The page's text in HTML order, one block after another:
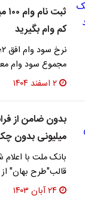
کم وام بگیرید
مجموع سود وام معادل ۲,۱۷۹,۸۸۵ تومان
۲ اسفند ۱۴۰۴
میلیونی بدون
بانک ملت با
قالب"طرح بهان"
۲۴ آبان ۱۴۰۳